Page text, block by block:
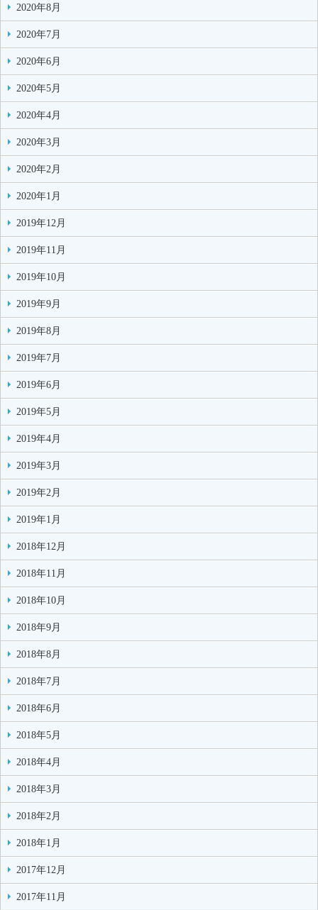
2020年8月
2020年7月
2020年6月
2020年5月
2020年4月
2020年3月
2020年2月
2020年1月
2019年12月
2019年11月
2019年10月
2019年9月
2019年8月
2019年7月
2019年6月
2019年5月
2019年4月
2019年3月
2019年2月
2019年1月
2018年12月
2018年11月
2018年10月
2018年9月
2018年8月
2018年7月
2018年6月
2018年5月
2018年4月
2018年3月
2018年2月
2018年1月
2017年12月
2017年11月